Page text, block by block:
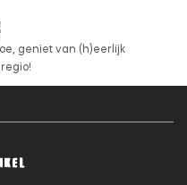
geniet van (h)eerlijk